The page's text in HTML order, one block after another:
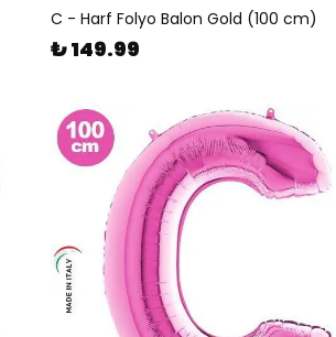
C - Harf Folyo Balon Gold (100 cm)
₺ 149.99